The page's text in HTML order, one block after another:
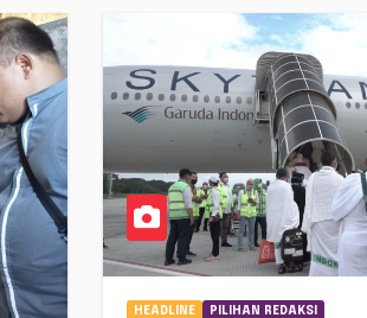
HEADLINE PILIHAN REDAKSI